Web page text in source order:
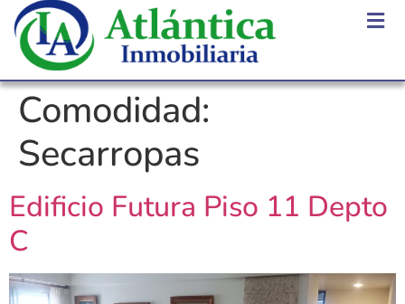
Comodidad:
Secarropas
Edificio Futura Piso 11 Depto
C